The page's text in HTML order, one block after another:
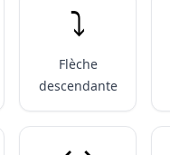
⤵️
Flèche
descendante